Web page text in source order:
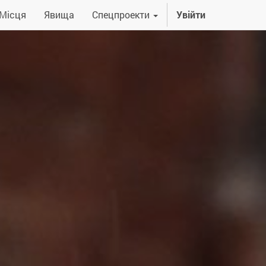
Явища Спецпроекти Увійти